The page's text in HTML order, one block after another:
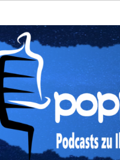
zu Ihrem Vergnügen